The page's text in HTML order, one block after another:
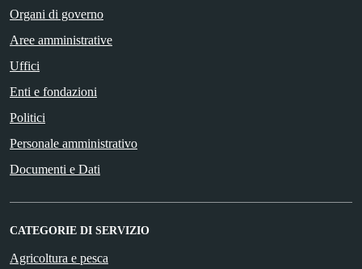
Organi di governo
Aree amministrative
Uffici
Enti e fondazioni
Politici
Personale amministrativo
Documenti e Dati
CATEGORIE DI SERVIZIO
Agricoltura e pesca